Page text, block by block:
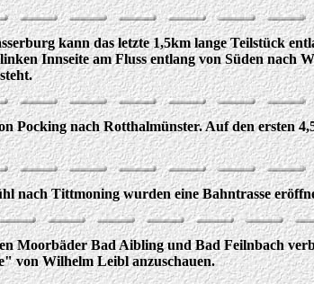
kann das letzte 1,5km lange Teilstück
Innseite am Fluss entlang von Süden nach
Pocking nach Rotthalmünster. Auf den ersten
nach Tittmoning wurden eine Bahntrasse
Moorbäder Bad Aibling und Bad Feilnbach
von Wilhelm Leibl anzuschauen.